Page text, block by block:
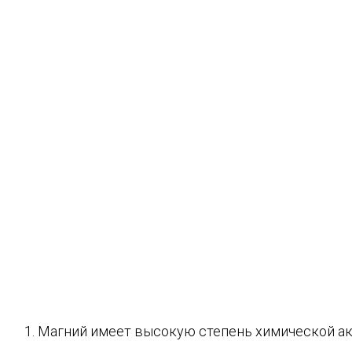
Магний имеет высокую степень химической